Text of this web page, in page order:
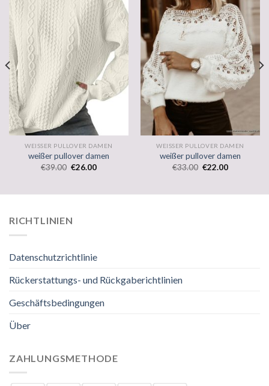
WEISSER PULLOVER DAMEN
weißer pullover damen
€39.00 €26.00
WEISSER PULLOVER DAMEN
weißer pullover damen
€33.00 €22.00
RICHTLINIEN
Datenschutzrichtlinie
Rückerstattungs- und Rückgaberichtlinien
Geschäftsbedingungen
Über
ZAHLUNGSMETHODE